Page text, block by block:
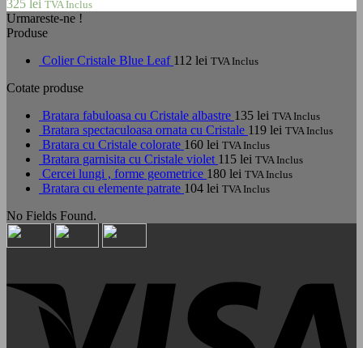
325 lei TVA Inclus
Urmareste-ne !
Produse
Colier Cristale Blue Leaf 112 lei TVA Inclus
Cotate produse
Bratara fabuloasa cu Cristale albastre 135 lei TVA Inclus
Bratara spectaculoasa ornata cu Cristale 119 lei TVA Inclus
Bratara cu Cristale colorate 160 lei TVA Inclus
Bratara garnisita cu Cristale violet 115 lei TVA Inclus
Cercei lungi , forme geometrice 180 lei TVA Inclus
Bratara cu elemente patrate 104 lei TVA Inclus
No Fields Found.